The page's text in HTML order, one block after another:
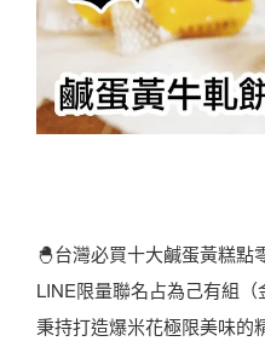
🐣台灣必買十大鹹蛋黃糕點
LINE限量聯名占為己有組（
秉持打造爆米花極限美味的